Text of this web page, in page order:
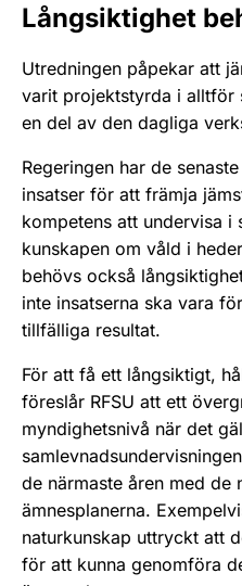
Långsiktighet
Utredningen påpekar att
varit projektstyrda i alltför
en del av den dagliga
Regeringen har de
insatser för att främja
kompetens att undervisa i
kunskapen om våld i
behövs också
inte insatserna ska vara
tillfälliga resultat.
För att få ett långsiktigt,
föreslår RFSU att ett
myndighetsnivå när det
de närmaste åren med de
ämnesplanerna.
naturkunskap uttryckt att
för att kunna genomföra